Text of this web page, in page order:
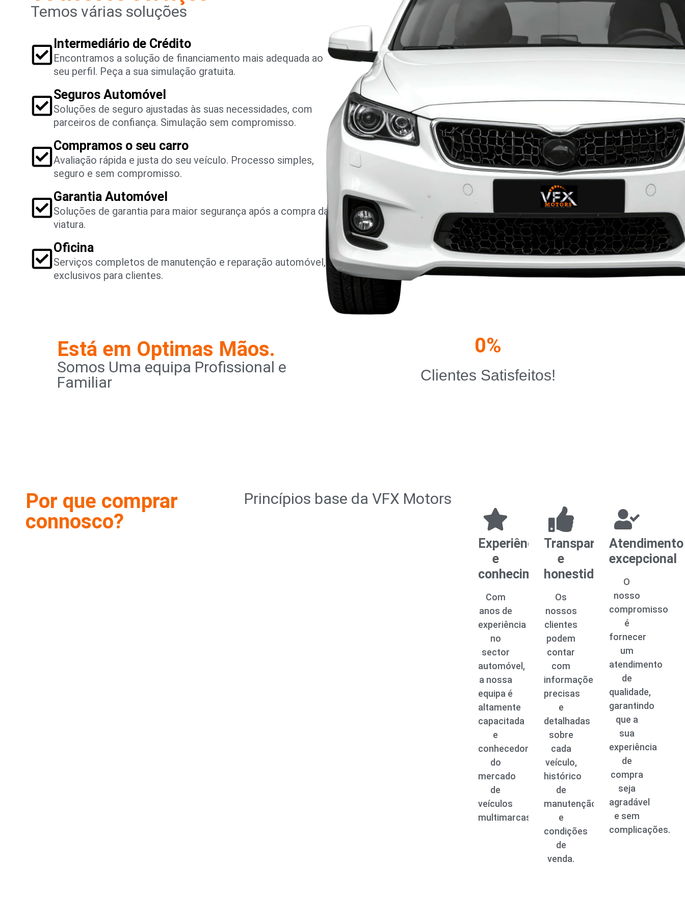
Temos várias soluções
Intermediário de Crédito
Encontramos a solução de financiamento mais adequada ao
seu perfil. Peça a sua simulação gratuita.
Seguros Automóvel
Soluções de seguro ajustadas às suas necessidades, com
parceiros de confiança. Simulação sem compromisso.
Compramos o seu carro
Avaliação rápida e justa do seu veículo. Processo simples,
seguro e sem compromisso.
Garantia Automóvel
Soluções de garantia para maior segurança após a compra da
viatura.
Oficina
Serviços completos de manutenção e reparação automóvel,
exclusivos para clientes.
Está em Optimas Mãos.
Somos Uma equipa Profissional e
Familiar
Clientes Satisfeitos!
0%
Por que comprar
connosco?
Princípios base da VFX Motors
Experiência
e
conhecimento
Com
anos de
experiência
no
sector
automóvel,
a nossa
equipa é
altamente
capacitada
e
conhecedora
do
mercado
de
veículos
multimarcas.
Transparência
e
honestidade
Os
nossos
clientes
podem
contar
com
informações
precisas
e
detalhadas
sobre
cada
veículo,
histórico
de
manutenção
e
condições
de
venda.
Atendimento
excepcional
O
nosso
compromisso
é
fornecer
um
atendimento
de
qualidade,
garantindo
que a
sua
experiência
de
compra
seja
agradável
e sem
complicações.